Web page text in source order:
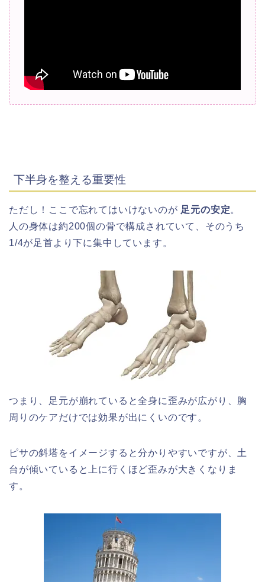
下半身を整える重要性
ただし！ここで忘れてはいけないのが 足元の安定。
人の身体は約200個の骨で構成されていて、そのうち
1/4が足首より下に集中しています。
つまり、足元が崩れていると全身に歪みが広がり、胸
周りのケアだけでは効果が出にくいのです。
ピサの斜塔をイメージすると分かりやすいですが、土
台が傾いていると上に行くほど歪みが大きくなりま
す。